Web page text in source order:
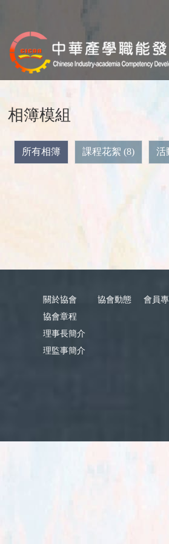
相簿模組
所有相簿 課程花絮 (8) 活
關於協會
協會章程
理事長簡介
理監事簡介
協會動態 會員